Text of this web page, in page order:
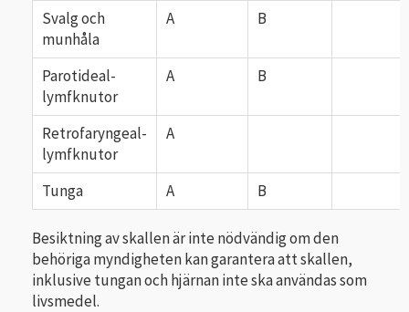
Svalg och
munhåla
A B
Parotideal-
lymfknutor
A B
Retrofaryngeal-
lymfknutor
A
Tunga A B
Besiktning av skallen är inte nödvändig om den
behöriga myndigheten kan garantera att skallen,
inklusive tungan och hjärnan inte ska användas som
livsmedel.